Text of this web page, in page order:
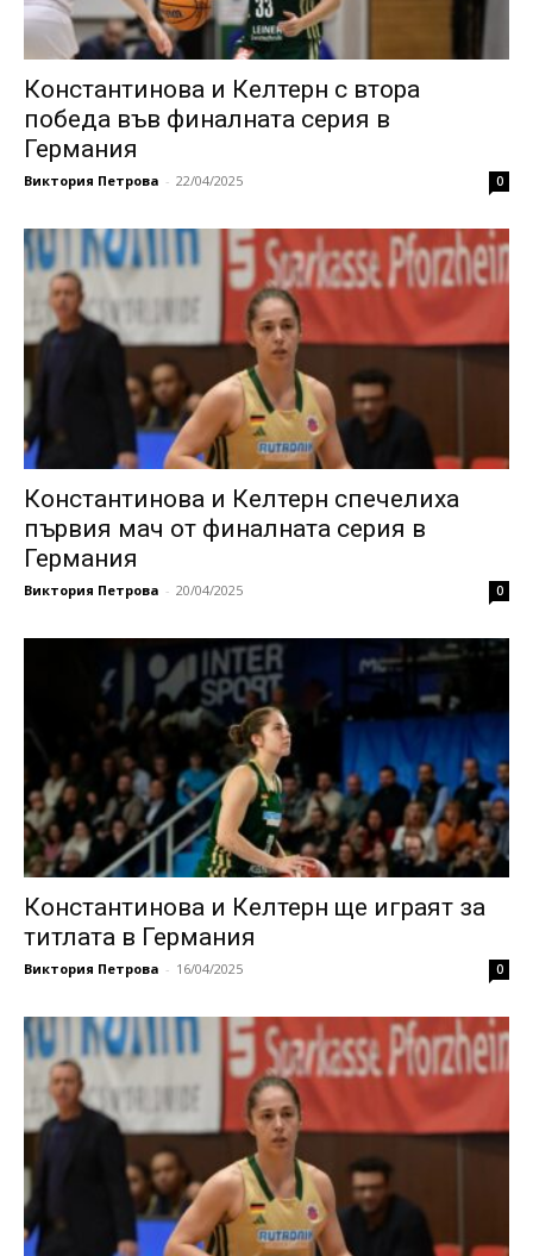
Константинова и Келтерн с втора
победа във финалната серия в
Германия
Виктория Петрова - 22/04/2025 0
Константинова и Келтерн спечелиха
първия мач от финалната серия в
Германия
Виктория Петрова - 20/04/2025 0
Константинова и Келтерн ще играят за
титлата в Германия
Виктория Петрова - 16/04/2025 0